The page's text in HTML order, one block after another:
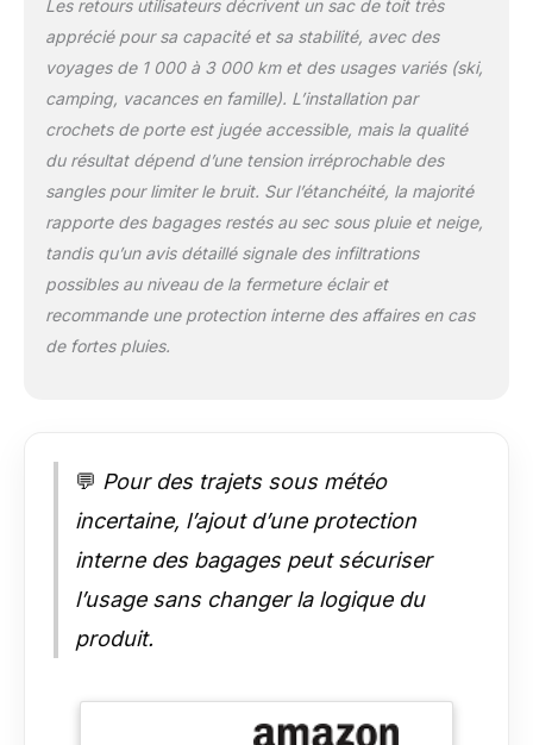
imperméable en PVC
1000D de qualité
militaire à triple
couche. Sac de toit
durable. Protège du
vent et de la
poussière, de la pluie
et de la neige et
protège votre
dommages. 【Le
de porte, pour garder
place même sur les
autoroutes
cahoteuses. Lorsqu'il
n'est pas utilisé, le
une très petite
surface. 【Garantie
Les retours utilisateurs décrivent un sac de toit très
apprécié pour sa capacité et sa stabilité, avec des
voyages de 1 000 à 3 000 km et des usages variés (ski,
camping, vacances en famille). L’installation par
crochets de porte est jugée accessible, mais la qualité
du résultat dépend d’une tension irréprochable des
sangles pour limiter le bruit. Sur l’étanchéité, la majorité
rapporte des bagages restés au sec sous pluie et neige,
tandis qu’un avis détaillé signale des infiltrations
possibles au niveau de la fermeture éclair et
recommande une protection interne des affaires en cas
de fortes pluies.
💬 Pour des trajets sous météo
incertaine, l’ajout d’une protection
interne des bagages peut sécuriser
l’usage sans changer la logique du
produit.